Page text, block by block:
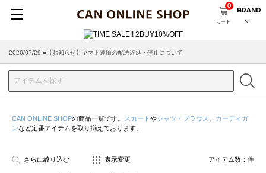
カート
0
BRAND
2026/07/29 ■【お知らせ】ヤマト運輸の配送遅延・停止について
2026/03/18 ■店舗受け取りサービスのご案内
CAN ONLINE SHOPの商品一覧です。 スカート やシャツ・ブラウス
カーディガ
ンなど定番アイテムを取り揃えております。
さらに絞り込む 表示変更 アイテム数： 件